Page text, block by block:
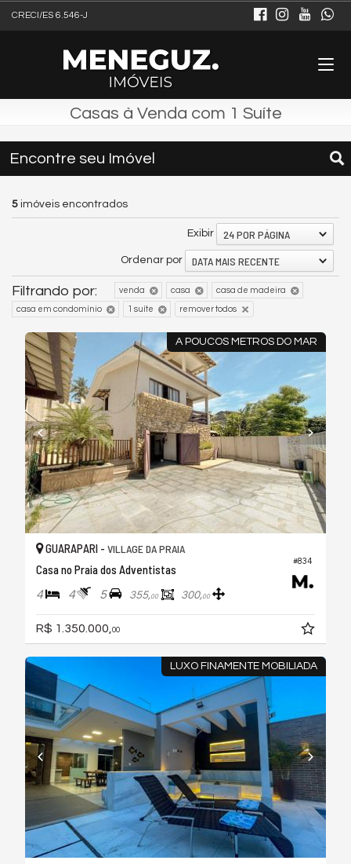
CRECI/ES 6.546-J
Casas à Venda com 1 Suíte
Encontre seu Imóvel
5 imóveis encontrados
Exibir 24 POR PÁGINA
Ordenar por DATA MAIS RECENTE
Filtrando por: venda casa casa de madeira
casa em condomínio 1 suíte remover todos
A POUCOS METROS DO MAR
#834
GUARAPARI - VILLAGE DA PRAIA
Casa no Praia dos Adventistas
4 4 5 355,00 300,00
R$ 1.350.000, 00
LUXO FINAMENTE MOBILIADA